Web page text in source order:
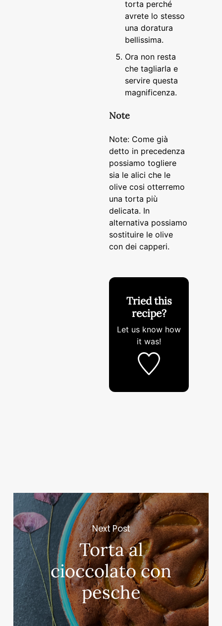
torta perché
avrete lo stesso
una doratura
bellissima.
Ora non resta
che tagliarla e
servire questa
magnificenza.
Note
Note: Come già
detto in precedenza
possiamo togliere
sia le alici che le
olive cosi otterremo
una torta più
delicata. In
alternativa possiamo
sostituire le olive
con dei capperi.
Tried this
recipe?
Let us know how
it was!
Next Post
Torta al
cioccolato con
pesche